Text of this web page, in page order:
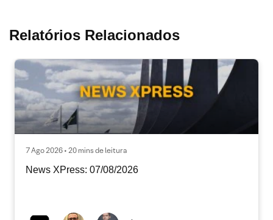
Relatórios Relacionados
7 Ago 2026 • 20 mins de leitura
News XPress: 07/08/2026